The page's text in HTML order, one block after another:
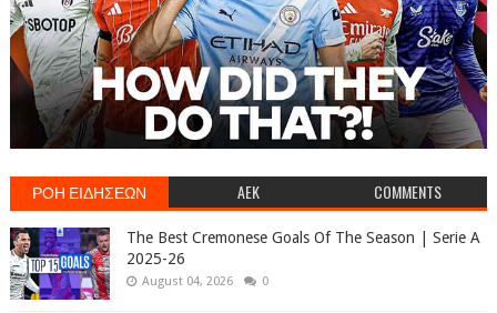
ΡΟΗ ΕΙΔΗΣΕΩΝ AEK COMMENTS
The Best Cremonese Goals Of The Season | Serie A
2025-26
August 04, 2026 0